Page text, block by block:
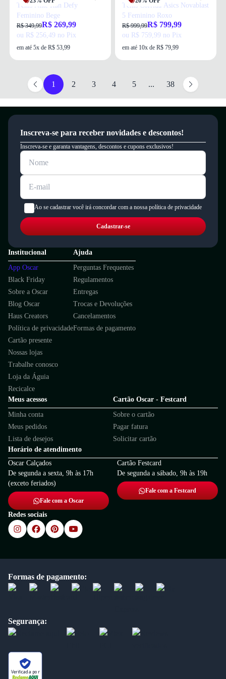
Tênis Nike Run Defy
Feminino Bege
R$ 349,99R$ 269,99
ou R$ 256,49 no Pix
em até 5x de R$ 53,99
Tênis Corrida Asics Novablast
5 Feminino Roxo
R$ 999,99R$ 799,99
ou R$ 759,99 no Pix
em até 10x de R$ 79,99
1 2 3 4 5 ... 38
Inscreva-se para receber novidades e descontos!
Inscreva-se e garanta vantagens, descontos e cupons exclusivos!
Ao se cadastrar você irá concordar com a nossa política de privacidade
Cadastrar-se
Institucional
App Oscar
Black Friday
Sobre a Oscar
Blog Oscar
Haus Creators
Política de privacidade
Cartão presente
Nossas lojas
Trabalhe conosco
Loja da Águia
Recicalce
Ajuda
Perguntas Frequentes
Regulamentos
Entregas
Trocas e Devoluções
Cancelamentos
Formas de pagamento
Meus acessos
Minha conta
Meus pedidos
Lista de desejos
Cartão Oscar - Festcard
Sobre o cartão
Pagar fatura
Solicitar cartão
Horário de atendimento
Oscar Calçados
De segunda a sexta, 9h às 17h
(exceto feriados)
Fale com a Oscar
Cartão Festcard
De segunda a sábado, 9h às 19h
Fale com a Festcard
Redes sociais
Formas de pagamento:
Segurança:
Verificada por